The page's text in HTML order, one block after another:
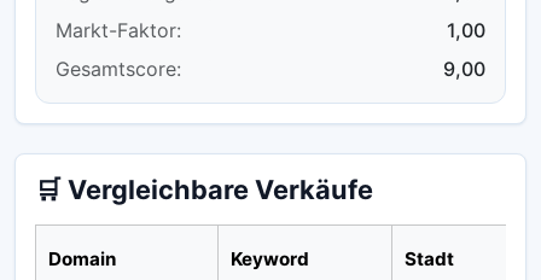
Markt-Faktor:
1,00
Gesamtscore:
9,00
🛒 Vergleichbare Verkäufe
Domain Keyword Stadt